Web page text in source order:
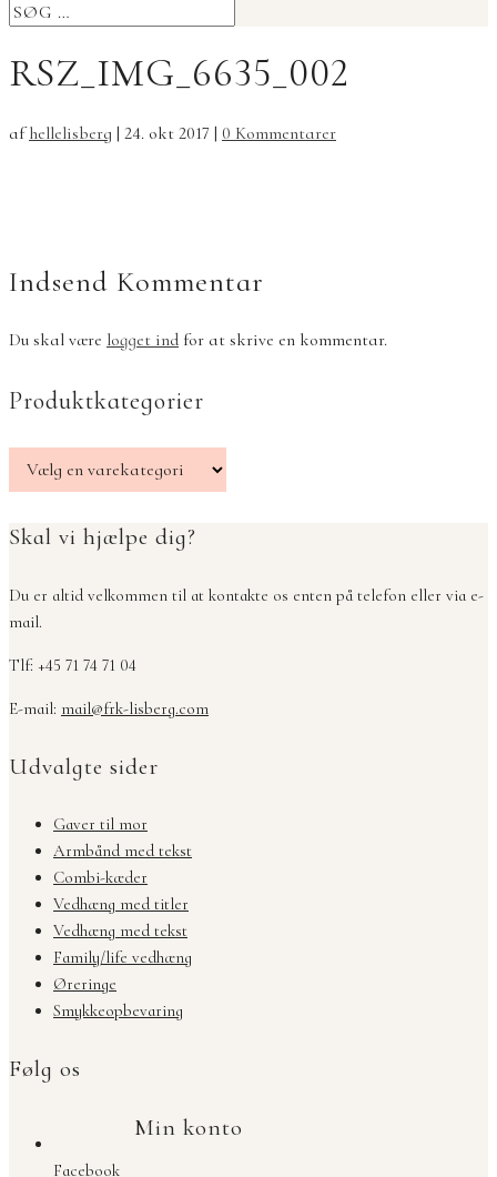
RSZ_IMG_6635_002
afhellelisberg | 24. okt 2017 | 0 Kommentarer
Indsend Kommentar
Du skal være logget ind for at skrive en kommentar.
Produktkategorier
Skal vi hjælpe dig?
Du er altid velkommen til at kontakte os enten på telefon eller via e-
mail.
Tlf: +45 71 74 71 04
E-mail: mail@frk-lisberg.com
Udvalgte sider
Gaver til mor
Armbånd med tekst
Combi-kæder
Vedhæng med titler
Vedhæng med tekst
Family/life vedhæng
Øreringe
Smykkeopbevaring
Følg os
Facebook
Min konto